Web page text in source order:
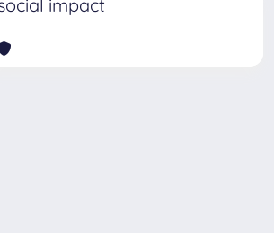
impact